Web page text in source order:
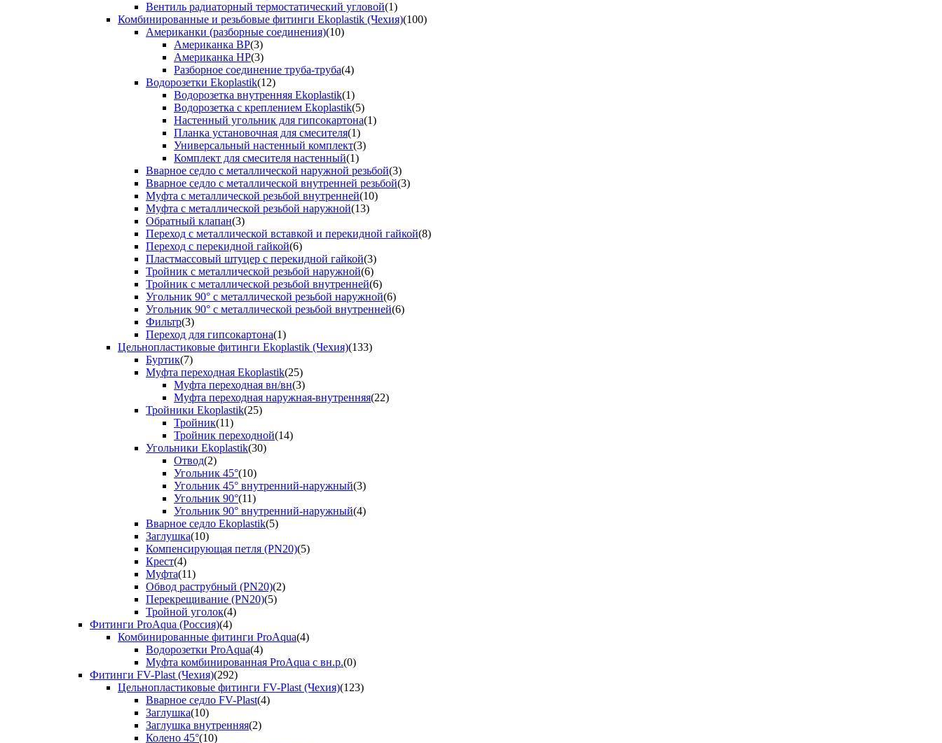
Вентиль радиаторный термостатический угловой(1)
Комбинированные и резьбовые фитинги Ekoplastik (Чехия)(100)
Американки (разборные соединения)(10)
Американка ВР(3)
Американка НР(3)
Разборное соединение труба-труба(4)
Водорозетки Ekoplastik(12)
Водорозетка внутренняя Ekoplastik(1)
Водорозетка с креплением Ekoplastik(5)
Настенный угольник для гипсокартона(1)
Планка установочная для смесителя(1)
Универсальный настенный комплект(3)
Комплект для смесителя настенный(1)
Вварное седло с металлической наружной резьбой(3)
Вварное седло с металлической внутренней резьбой(3)
Муфта с металлической резьбой внутренней(10)
Муфта с металлической резьбой наружной(13)
Обратный клапан(3)
Переход с металлической вставкой и перекидной гайкой(8)
Переход с перекидной гайкой(6)
Пластмассовый штуцер с перекидной гайкой(3)
Тройник с металлической резьбой наружной(6)
Тройник с металлической резьбой внутренней(6)
Угольник 90° с металлической резьбой наружной(6)
Угольник 90° с металлической резьбой внутренней(6)
Фильтр(3)
Переход для гипсокартона(1)
Цельнопластиковые фитинги Ekoplastik (Чехия)(133)
Буртик(7)
Муфта переходная Ekoplastik(25)
Муфта переходная вн/вн(3)
Муфта переходная наружная-внутренняя(22)
Тройники Ekoplastik(25)
Тройник(11)
Тройник переходной(14)
Угольники Ekoplastik(30)
Отвод(2)
Угольник 45°(10)
Угольник 45° внутренний-наружный(3)
Угольник 90°(11)
Угольник 90° внутренний-наружный(4)
Вварное седло Ekoplastik(5)
Заглушка(10)
Компенсирующая петля (PN20)(5)
Крест(4)
Муфта(11)
Обвод раструбный (PN20)(2)
Перекрещивание (PN20)(5)
Тройной уголок(4)
Фитинги ProAqua (Россия)(4)
Комбинированные фитинги ProAqua(4)
Водорозетки ProAqua(4)
Муфта комбинированная ProAqua с вн.р.(0)
Фитинги FV-Plast (Чехия)(292)
Цельнопластиковые фитинги FV-Plast (Чехия)(123)
Вварное седло FV-Plast(4)
Заглушка(10)
Заглушка внутренняя(2)
Колено 45°(10)